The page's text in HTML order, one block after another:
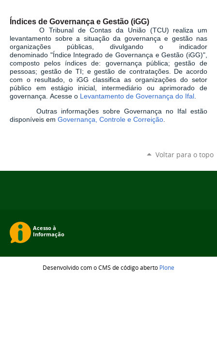
Índices de Governança e Gestão (iGG)
O Tribunal de Contas da União (TCU) realiza um
levantamento sobre a situação da governança e gestão nas
organizações públicas, divulgando o indicador
denominado "Índice Integrado de Governança e Gestão (iGG)",
composto pelos índices de: governança pública; gestão de
pessoas; gestão de TI; e gestão de contratações. De acordo
com o resultado, o iGG classifica as organizações do setor
público em estágio inicial, intermediário ou aprimorado de
governança. Acesse o Levantamento de Governança do Ifal
Outras informações sobre Governança no Ifal estão
disponíveis em Governança, Controle e Correição.
Voltar para o topo
Desenvolvido com o CMS de código aberto Plone